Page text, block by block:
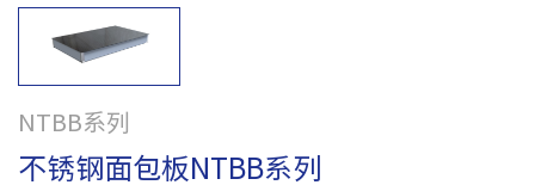
NTBB系列
不锈钢面包板NTBB系列